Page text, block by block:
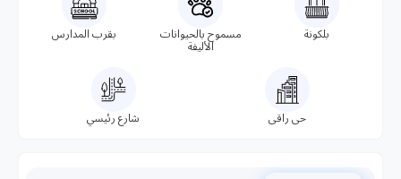
بلكونة
مسموح بالحيوانات
الأليفة
بقرب المدارس
حى راقى شارع رئيسي